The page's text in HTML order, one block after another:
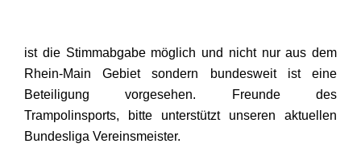
ist die Stimmabgabe möglich und nicht nur aus dem
Rhein-Main Gebiet sondern bundesweit ist eine
Beteiligung vorgesehen. Freunde des
Trampolinsports, bitte unterstützt unseren aktuellen
Bundesliga Vereinsmeister.